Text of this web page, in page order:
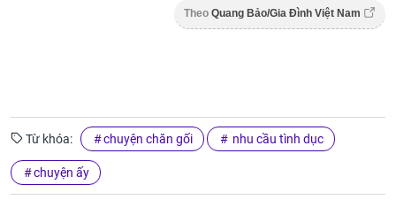
Theo Quang Bảo/Gia Đình Việt Nam
Từ khóa: chuyện chăn gối nhu cầu tình dục
chuyện ấy